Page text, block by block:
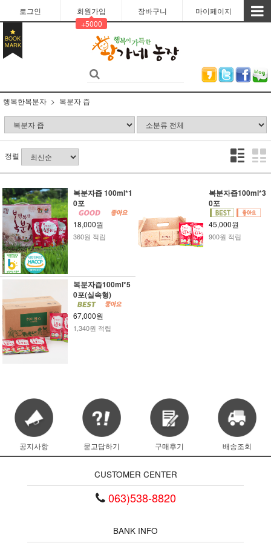
로그인
회원가입
+5000
장바구니 마이페이지
BOOK
MARK
행복한복분자 복분자 즙
정렬
복분자즙 100ml*1
0포
18,000원
360원 적립
복분자즙100ml*3
0포
45,000원
900원 적립
복분자즙100ml*5
0포(실속형)
67,000원
1,340원 적립
공지사항 묻고답하기 구매후기 배송조회
CUSTOMER CENTER
063)538-8820
BANK INFO